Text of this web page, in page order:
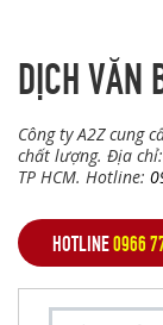
DỊCH VĂN
Công ty A2Z cung
chất lượng. Địa
TP HCM. Hotline:
HOTLINE0966